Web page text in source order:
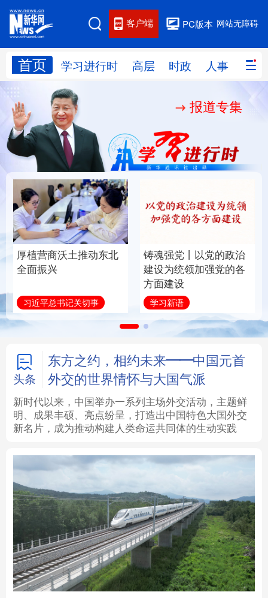
网站无障碍
PC版本
客户端
首页 学习进行时 高层 时政 人事 国际
网站地图
学习进行时 人事
国际 财经 网评
思客智库 全球连线 教育
科技 科创 量子 体育
文化 书画
访谈 视频 图片 政务
信息化 数字经济
学术中国 乡村振兴 银龄 溯源中国
城市 旅游 能源
彩票 娱乐 时尚 悦读
地方频道
北京 天津 河北 山西
辽宁 吉林 上海 江苏
报道专集
厚植营商沃土推动东北
全面振兴
习近平总书记关切事
铸魂强党丨以党的政治
建设为统领加强党的各
方面建设
学习新语
头条
东方之约，相约未来——中国元首
外交的世界情怀与大国气派
新时代以来，中国举办一系列主场外交活动，主题鲜
明、成果丰硕、亮点纷呈，打造出中国特色大国外交
新名片，成为推动构建人类命运共同体的生动实践